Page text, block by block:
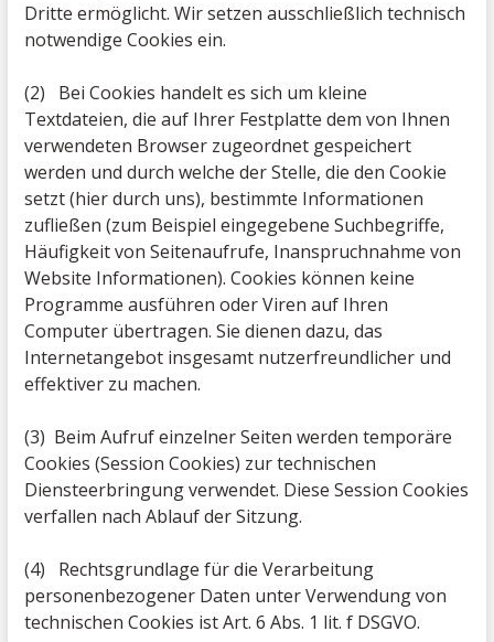
Dritte ermöglicht. Wir setzen ausschließlich technisch
notwendige Cookies ein.
(2) Bei Cookies handelt es sich um kleine
Textdateien, die auf Ihrer Festplatte dem von Ihnen
verwendeten Browser zugeordnet gespeichert
werden und durch welche der Stelle, die den Cookie
setzt (hier durch uns), bestimmte Informationen
zufließen (zum Beispiel eingegebene Suchbegriffe,
Häufigkeit von Seitenaufrufe, Inanspruchnahme von
Website Informationen). Cookies können keine
Programme ausführen oder Viren auf Ihren
Computer übertragen. Sie dienen dazu, das
Internetangebot insgesamt nutzerfreundlicher und
effektiver zu machen.
(3) Beim Aufruf einzelner Seiten werden temporäre
Cookies (Session Cookies) zur technischen
Diensteerbringung verwendet. Diese Session Cookies
verfallen nach Ablauf der Sitzung.
(4) Rechtsgrundlage für die Verarbeitung
personenbezogener Daten unter Verwendung von
technischen Cookies ist Art. 6 Abs. 1 lit. f DSGVO.